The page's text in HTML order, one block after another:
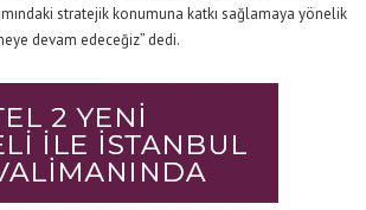
stratejik konumuna katkı sağlamaya yönelik
devam edeceğiz” dedi.